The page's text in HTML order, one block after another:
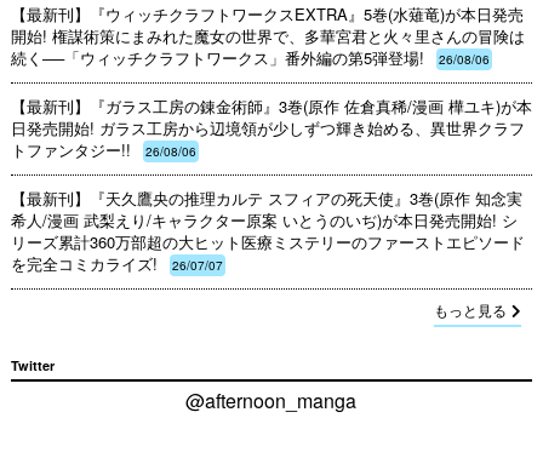
【最新刊】『ウィッチクラフトワークスEXTRA』5巻(水薙竜)が本日発売
開始! 権謀術策にまみれた魔女の世界で、多華宮君と火々里さんの冒険は
続く──「ウィッチクラフトワークス」番外編の第5弾登場!
26/08/06
【最新刊】『ガラス工房の錬金術師』3巻(原作 佐倉真稀/漫画 樺ユキ)が本
日発売開始! ガラス工房から辺境領が少しずつ輝き始める、異世界クラフ
トファンタジー!!
26/08/06
【最新刊】『天久鷹央の推理カルテ スフィアの死天使』3巻(原作 知念実
希人/漫画 武梨えり/キャラクター原案 いとうのいぢ)が本日発売開始! シ
リーズ累計360万部超の大ヒット医療ミステリーのファーストエピソード
を完全コミカライズ!
26/07/07
もっと見る
Twitter
@afternoon_manga